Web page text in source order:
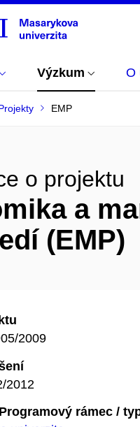
Výzkum O
EMP
o projektu
a
(EMP)
2009
2012
rámec /